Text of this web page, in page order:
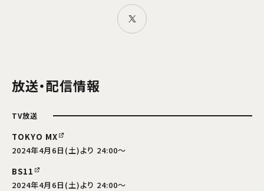
放送・配信情報
TV放送
TOKYO MX
2024年4月6日(土)より 24:00～
BS11
2024年4月6日(土)より 24:00～